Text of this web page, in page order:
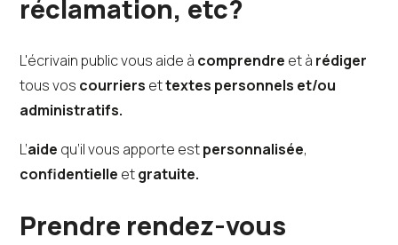
réclamation, etc?
L'écrivain public vous aide à comprendre et à rédiger
tous vos courriers ettextes personnels et/ou
administratifs.
L’aide qu’il vous apporte estpersonnalisée,
confidentielle etgratuite.
Prendre rendez-vous